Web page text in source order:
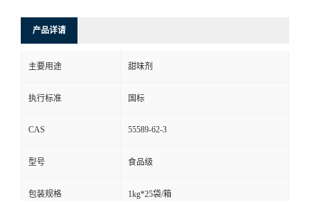
产品详请
主要用途 甜味剂
执行标准 国标
CAS 55589-62-3
型号 食品级
包装规格 1kg*25袋/箱